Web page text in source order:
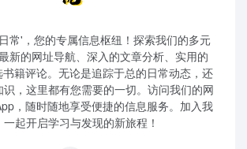
常'，您的专属信息枢纽！探索我们的多元
新的网址导航、深入的文章分析、实用的
籍评论。无论是追踪于总的日常动态，还
，这里都有您需要的一切。访问我们的网
，随时随地享受便捷的信息服务。加入我
一起开启学习与发现的新旅程！